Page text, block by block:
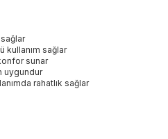
kullanım sağlar
sunar
uygundur
rahatlık sağlar